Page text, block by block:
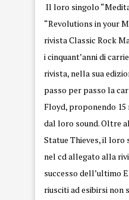
Il loro singolo
“Revolutions in your
rivista Classic Rock
i cinquant’anni di
rivista, nella sua
passo per passo la
Floyd, proponendo 15
dal loro sound. Oltre
Statue Thieves, il
nel cd allegato alla
successo dell’ultimo
riusciti ad esibirsi